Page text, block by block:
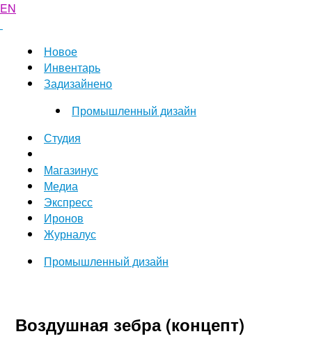
EN
Новое
Инвентарь
Задизайнено
Промышленный дизайн
Студия
Магазинус
Медиа
Экспресс
Иронов
Журналус
Промышленный дизайн
Воздушная зебра (концепт)